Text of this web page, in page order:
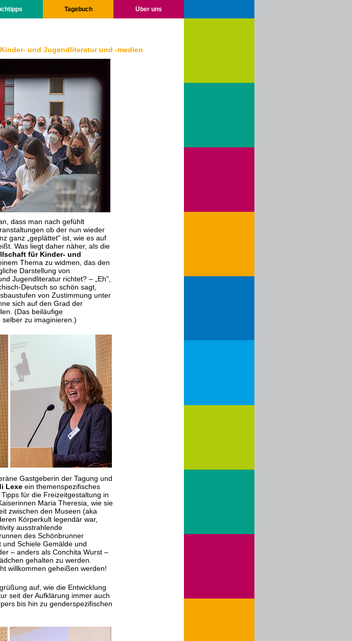
Tagebuch Über uns
und Jugendliteratur und -medien
dass man nach gefühlt
ob der nun wieder
ganz „geplättet" ist, wie es auf
Was liegt daher näher, als die
für Kinder- und
Thema zu widmen, das den
Darstellung von
Jugendliteratur richtet? – „Eh",
Deutsch so schön sagt,
von Zustimmung unter
sich auf den Grad der
(Das beiläufige
zu imaginieren.)
Gastgeberin der Tagung und
Lexe ein themenspezifisches
für die Freizeitgestaltung in
Maria Theresia, wie sie
zwischen den Museen (aka
Körperkult legendär war,
ausstrahlende
des Schönbrunner
Schiele Gemälde und
– anders als Conchita Wurst –
gehalten zu werden.
willkommen geheißen werden!
auf, wie die Entwicklung
seit der Aufklärung immer auch
bis hin zu genderspezifischen